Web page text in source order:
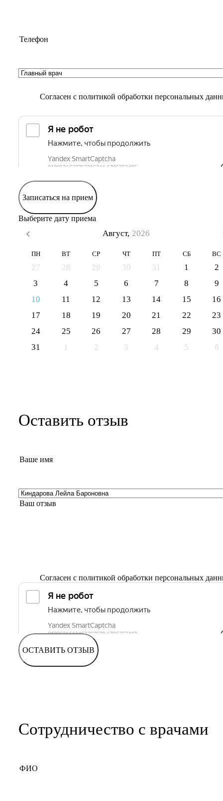
Согласен с политикой обработки персональных
Записаться на прием
Выберите дату приема
Август, 2026
ПН ВТ СР ЧТ ПТ СБ ВС
27 28 29 30 31 1
2
3
4 5 6 7 8
9
10
11 12 13 14 15
16
17
18 19 20 21 22
23
24
25 26 27 28 29
30
31
1 2 3 4 5 6
Оставить отзыв
Согласен с политикой обработки персональных
ОСТАВИТЬ ОТЗЫВ
Сотрудничество с врачами